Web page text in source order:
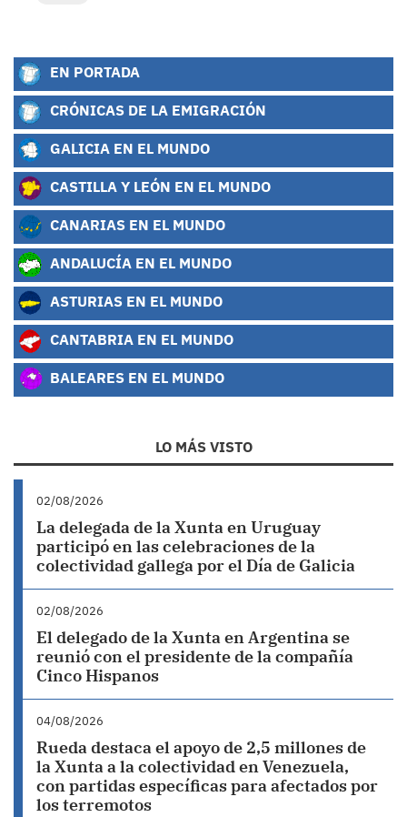
EN PORTADA
CRÓNICAS DE LA EMIGRACIÓN
GALICIA EN EL MUNDO
CASTILLA Y LEÓN EN EL MUNDO
CANARIAS EN EL MUNDO
ANDALUCÍA EN EL MUNDO
ASTURIAS EN EL MUNDO
CANTABRIA EN EL MUNDO
BALEARES EN EL MUNDO
LO MÁS VISTO
02/08/2026
La delegada de la Xunta en Uruguay
participó en las celebraciones de la
colectividad gallega por el Día de Galicia
02/08/2026
El delegado de la Xunta en Argentina se
reunió con el presidente de la compañía
Cinco Hispanos
04/08/2026
Rueda destaca el apoyo de 2,5 millones de
la Xunta a la colectividad en Venezuela,
con partidas específicas para afectados por
los terremotos